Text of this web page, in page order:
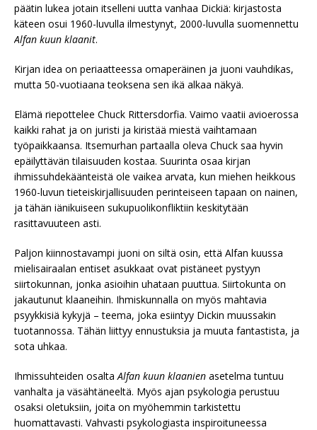
päätin lukea jotain itselleni uutta vanhaa Dickiä: kirjastosta
käteen osui 1960-luvulla ilmestynyt, 2000-luvulla suomennettu
Alfan kuun klaanit.
Kirjan idea on periaatteessa omaperäinen ja juoni vauhdikas,
mutta 50-vuotiaana teoksena sen ikä alkaa näkyä.
Elämä riepottelee Chuck Rittersdorfia. Vaimo vaatii avioerossa
kaikki rahat ja on juristi ja kiristää miestä vaihtamaan
työpaikkaansa. Itsemurhan partaalla oleva Chuck saa hyvin
epäilyttävän tilaisuuden kostaa. Suurinta osaa kirjan
ihmissuhdekäänteistä ole vaikea arvata, kun miehen heikkous
1960-luvun tieteiskirjallisuuden perinteiseen tapaan on nainen,
ja tähän iänikuiseen sukupuolikonfliktiin keskitytään
rasittavuuteen asti.
Paljon kiinnostavampi juoni on siltä osin, että Alfan kuussa
mielisairaalan entiset asukkaat ovat pistäneet pystyyn
siirtokunnan, jonka asioihin uhataan puuttua. Siirtokunta on
jakautunut klaaneihin. Ihmiskunnalla on myös mahtavia
psyykkisiä kykyjä – teema, joka esiintyy Dickin muussakin
tuotannossa. Tähän liittyy ennustuksia ja muuta fantastista, ja
sota uhkaa.
Ihmissuhteiden osaltaAlfan kuun klaanien asetelma tuntuu
vanhalta ja väsähtäneeltä. Myös ajan psykologia perustuu
osaksi oletuksiin, joita on myöhemmin tarkistettu
huomattavasti. Vahvasti psykologiasta inspiroituneessa